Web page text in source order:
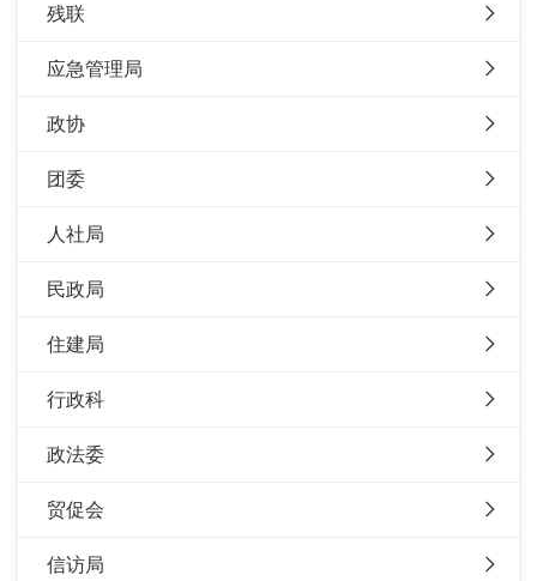
残联
应急管理局
政协
团委
人社局
民政局
住建局
行政科
政法委
贸促会
信访局